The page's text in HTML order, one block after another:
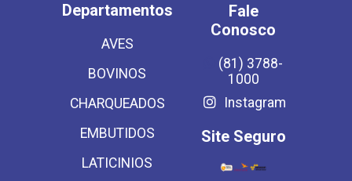
Departamentos
AVES
BOVINOS
CHARQUEADOS
EMBUTIDOS
LATICINIOS
Fale
Conosco
(81) 3788-
1000
Instagram
Site Seguro